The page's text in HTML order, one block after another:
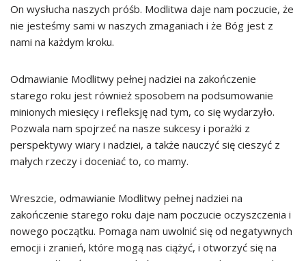
On wysłucha naszych próśb. Modlitwa daje nam poczucie, że
nie jesteśmy sami w naszych zmaganiach i że Bóg jest z
nami na każdym kroku.
Odmawianie Modlitwy pełnej nadziei na zakończenie
starego roku jest również sposobem na podsumowanie
minionych miesięcy i refleksję nad tym, co się wydarzyło.
Pozwala nam spojrzeć na nasze sukcesy i porażki z
perspektywy wiary i nadziei, a także nauczyć się cieszyć z
małych rzeczy i doceniać to, co mamy.
Wreszcie, odmawianie Modlitwy pełnej nadziei na
zakończenie starego roku daje nam poczucie oczyszczenia i
nowego początku. Pomaga nam uwolnić się od negatywnych
emocji i zranień, które mogą nas ciążyć, i otworzyć się na